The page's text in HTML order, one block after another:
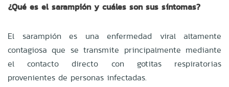
¿Qué es el sarampión y cuáles son sus síntomas?
El sarampión es una enfermedad viral altamente
contagiosa que se transmite principalmente mediante
el contacto directo con gotitas respiratorias
provenientes de personas infectadas.